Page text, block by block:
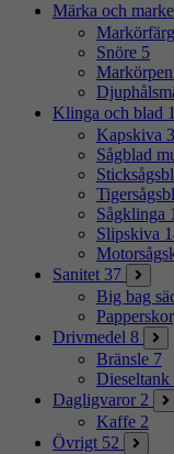
Märka och
Markörfärg
Snöre 5
Klinga och blad
Kapskiva
Sågblad
Sågklinga
Slipskiva
Sanitet 37
Big bag
Drivmedel 8
Bränsle 7
Dieseltank
Dagligvaror 2
Kaffe 2
Övrigt 52